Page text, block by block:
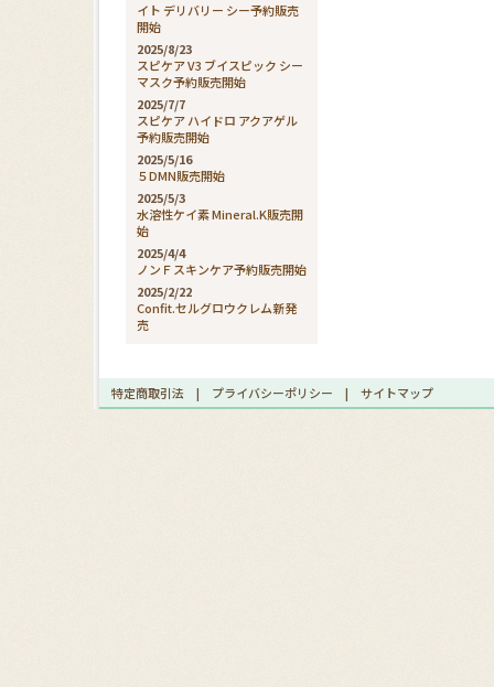
イト デリバリー シー予約販売
開始
2025/8/23
スピケア V3 ブイスピック シー
マスク予約販売開始
2025/7/7
スピケア ハイドロ アクアゲル
予約販売開始
2025/5/16
５DMN販売開始
2025/5/3
水溶性ケイ素 Mineral.K販売開
始
2025/4/4
ノンＦスキンケア予約販売開始
2025/2/22
Confit.セルグロウクレム新発
売
特定商取引法 | プライバシーポリシー | サイトマップ